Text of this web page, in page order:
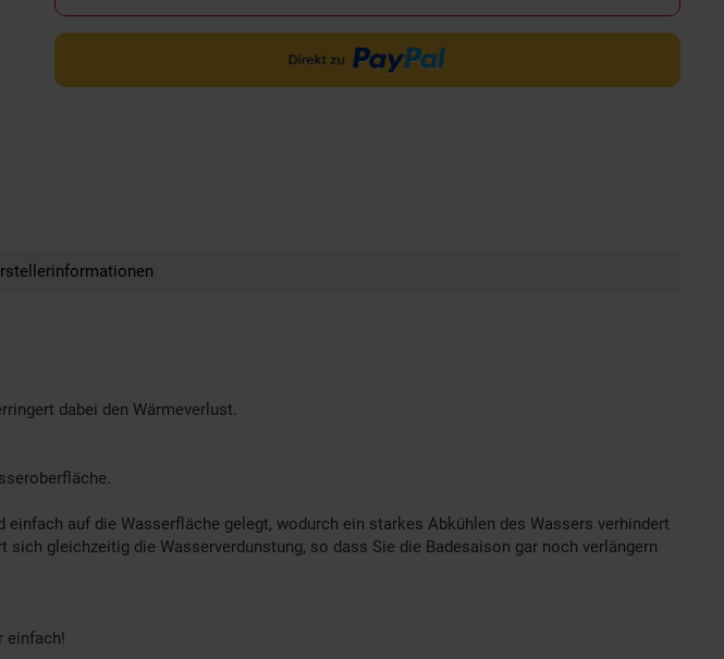
dabei den Wärmeverlust.
auf die Wasserfläche gelegt, wodurch ein starkes Abkühlen des Wassers verhindert
gleichzeitig die Wasserverdunstung, so dass Sie die Badesaison gar noch verlängern
einfach!